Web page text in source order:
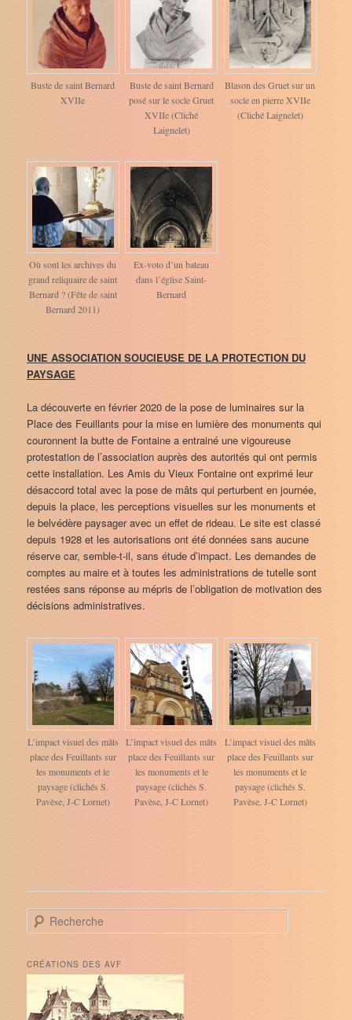
Buste de saint Bernard
XVIIe
Buste de saint Bernard
posé sur le socle Gruet
XVIIe (Cliché
Laignelet)
Blason des Gruet sur un
socle en pierre XVIIe
(Cliché Laignelet)
Où sont les archives du
grand reliquaire de saint
Bernard ? (Fête de saint
Bernard 2011)
Ex-voto d’un bateau
dans l’église Saint-
Bernard
UNE ASSOCIATION SOUCIEUSE DE LA PROTECTION DU
PAYSAGE
La découverte en février 2020 de la pose de luminaires sur la
Place des Feuillants pour la mise en lumière des monuments qui
couronnent la butte de Fontaine a entrainé une vigoureuse
protestation de l’association auprès des autorités qui ont permis
cette installation. Les Amis du Vieux Fontaine ont exprimé leur
désaccord total avec la pose de mâts qui perturbent en journée,
depuis la place, les perceptions visuelles sur les monuments et
le belvédère paysager avec un effet de rideau. Le site est classé
depuis 1928 et les autorisations ont été données sans aucune
réserve car, semble-t-il, sans étude d’impact. Les demandes de
comptes au maire et à toutes les administrations de tutelle sont
restées sans réponse au mépris de l’obligation de motivation des
décisions administratives.
L’impact visuel des mâts
place des Feuillants sur
les monuments et le
paysage (clichés S.
Pavèse, J-C Lornet)
L’impact visuel des mâts
place des Feuillants sur
les monuments et le
paysage (clichés S.
Pavèse, J-C Lornet)
L’impact visuel des mâts
place des Feuillants sur
les monuments et le
paysage (clichés S.
Pavèse, J-C Lornet)
e
h
e
r
CRÉATIONS DES AVF